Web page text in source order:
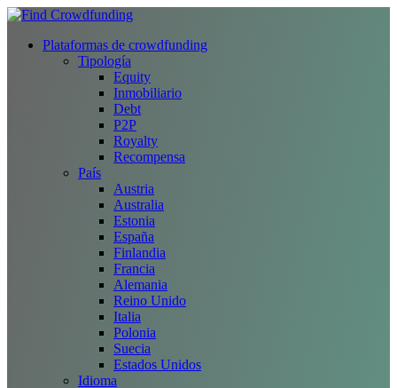
Plataformas de crowdfunding
Tipología
Equity
Inmobiliario
Debt
P2P
Royalty
Recompensa
País
Austria
Australia
Estonia
España
Finlandia
Francia
Alemania
Reino Unido
Italia
Polonia
Suecia
Estados Unidos
Idioma